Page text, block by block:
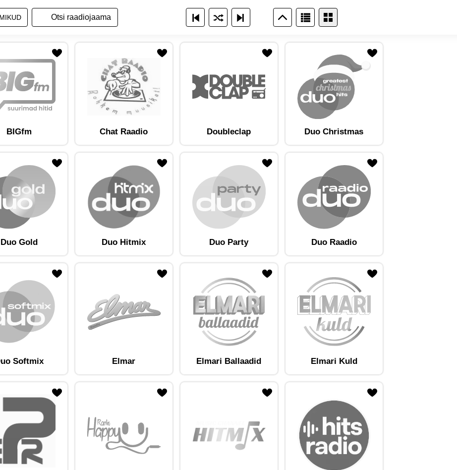
raadiojaamade nimekirja
Näita raadiojaamu nimekirjana
Näita raadiojaamu ruudustikuna
BIGfm Chat Raadio Doubleclap
lemmikute hulka
Duo Christmas
Lisa raadiojaam lemmikute hulka
Duo Gold Duo Hitmix Duo Party
lemmikute hulka
Duo Raadio
Lisa raadiojaam lemmikute hulka
Softmix Elmar Elmari Ballaadid
lemmikute hulka
Elmari Kuld
Lisa raadiojaam lemmikute hulka
lemmikute hulkaLisa raadiojaam lemmikute hulka